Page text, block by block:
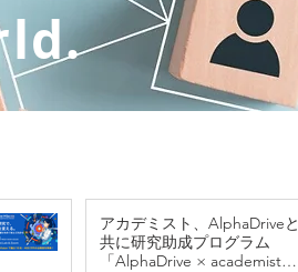
アカデミスト、AlphaDriveと
共に研究助成プログラム
「AlphaDrive × academist